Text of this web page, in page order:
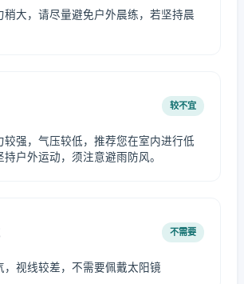
稍大，请尽量避免户外晨练，若坚持晨
较不宜
较强，气压较低，推荐您在室内进行低
户外运动，须注意避雨防风。
不需要
，视线较差，不需要佩戴太阳镜